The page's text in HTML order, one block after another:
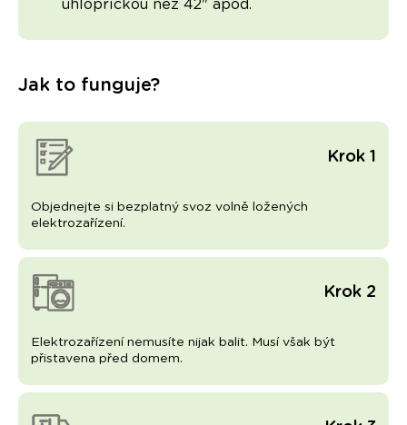
uhlopříčkou než 42" apod.
Jak to funguje?
Krok 1
Objednejte si bezplatný svoz volně ložených
elektrozařízení.
Krok 2
Elektrozařízení nemusíte nijak balit. Musí však být
přistavena před domem.